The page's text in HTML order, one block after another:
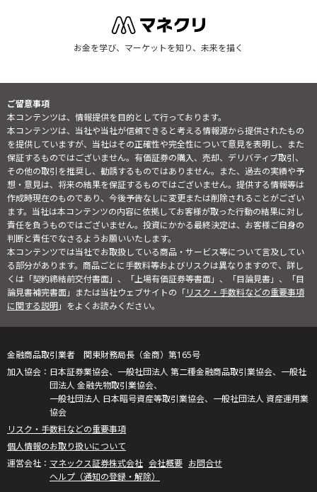
お金を学び、マーケットを知り、未来を描く
ご留意事項
本コンテンツは、情報提供を目的として行っております。
本コンテンツは、当社や当社が信頼できると考える情報源から提供されたもの
を提供していますが、当社はその正確性や完全性について意見を表明し、また
保証するものではございません。有価証券の購入、売却、デリバティブ取引、
その他の取引を推奨し、勧誘するものではありません。また、過去の実績や予
想・意見は、将来の結果を保証するものではございません。提供する情報等は
作成時現在のものであり、今後予告なしに変更または削除されることがござい
ます。当社は本コンテンツの内容に依拠してお客様が取った行動の結果に対し
責任を負うものではございません。投資にかかる最終決定は、お客様ご自身の
判断と責任でなさるようお願いいたします。
本コンテンツでは当社でお取扱している商品・サービス等について言及してい
る部分があります。商品ごとに手数料等およびリスクは異なりますので、詳し
くは「契約締結前交付書面」、「上場有価証券等書面」、「目論見書」、「目
論見書補完書面」または当社ウェブサイトの「リスク・手数料などの重要事項
に関する説明」をよくお読みください。
金融商品取引業者 関東財務局長（金商）第165号
日本証券業協会、一般社団法人 第二種金融商品取引業協会、一般社
団法人 金融先物取引業協会、
一般社団法人 日本暗号資産等取引業協会、一般社団法人 資産運用業
協会
リスク・手数料などの重要事項
個人情報のお取り扱いについて
マネックス証券株式会社 会社概要 お問合せ
ヘルプ（通知の登録・解除）